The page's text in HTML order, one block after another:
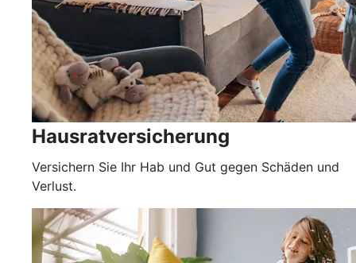
Hausratversicherung
Versichern Sie Ihr Hab und Gut gegen Schäden und
Verlust.